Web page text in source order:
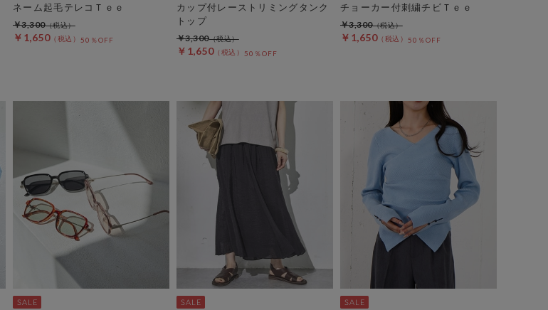
ネーム起毛テレコＴｅｅ
￥1,650 50％OFF
￥3,300
カップ付レーストリミングタンク
トップ
￥1,650 50％OFF
￥3,300
チョーカー付刺繍チビＴｅｅ
￥1,650 50％OFF
￥3,300